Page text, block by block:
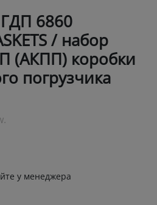
6860
/ набор
(АКПП) коробки
погрузчика
у менеджера